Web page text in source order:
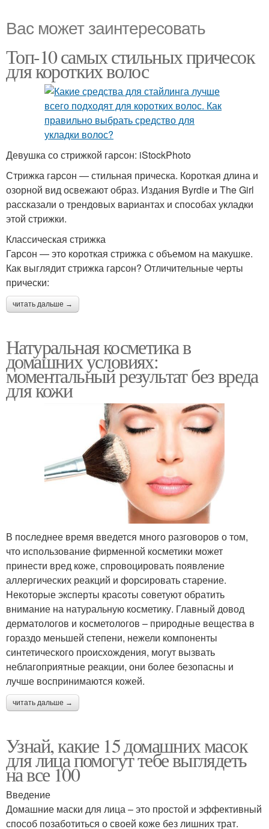
Вас может заинтересовать
Топ-10 самых стильных причесок
для коротких волос
Девушка со стрижкой гарсон: iStockPhoto
Стрижка гарсон — стильная прическа. Короткая длина и
озорной вид освежают образ. Издания Byrdie и The Girl
рассказали о трендовых вариантах и способах укладки
этой стрижки.
Классическая стрижка
Гарсон — это короткая стрижка с объемом на макушке.
Как выглядит стрижка гарсон? Отличительные черты
прически:
читать дальше →
Натуральная косметика в
домашних условиях:
моментальный результат без вреда
для кожи
В последнее время введется много разговоров о том,
что использование фирменной косметики может
принести вред коже, спровоцировать появление
аллергических реакций и форсировать старение.
Некоторые эксперты красоты советуют обратить
внимание на натуральную косметику. Главный довод
дерматологов и косметологов – природные вещества в
гораздо меньшей степени, нежели компоненты
синтетического происхождения, могут вызвать
неблагоприятные реакции, они более безопасны и
лучше воспринимаются кожей.
читать дальше →
Узнай, какие 15 домашних масок
для лица помогут тебе выглядеть
на все 100
Введение
Домашние маски для лица – это простой и эффективный
способ позаботиться о своей коже без лишних трат.